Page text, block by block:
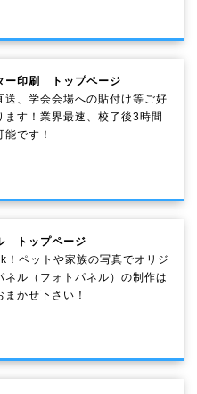
ー印刷 トップページ
送、学会会場への貼付け等ご好
ます！業界最速、校了後3時間
です！
トップページ
！ペットや家族の写真でオリジ
ネル（フォトパネル）の制作は
まかせ下さい！